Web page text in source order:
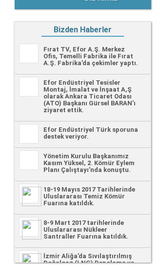
Bizden Haberler
Fırat TV, Efor A.Ş. Merkez
Ofis, Temelli Fabrika ile Fırat
A.Ş. Fabrika’da çekimler yaptı.
Efor Endüstriyel Tesisler
Montaj, İmalat ve İnşaat A,Ş
olarak Ankara Ticaret Odası
(ATO) Başkanı Gürsel BARAN’ı
ziyaret ettik.
Efor Endüstriyel Türk sporuna
destek veriyor.
Yönetim Kurulu Başkanımız
Kasım Yüksel, 2. Kömür Eylem
Planı Çalıştayı’nda konuştu.
18-19 Mayıs 2017 Tarihlerinde
Uluslararası Temiz Kömür
Fuarına katıldık.
8-9 Mart 2017 tarihlerinde
Uluslararası Nükleer
Santraller Fuarına katıldık.
İzmir Aliğa’da Sıvılaştırılmış
Doğalgaz (LNG) Depolama ve